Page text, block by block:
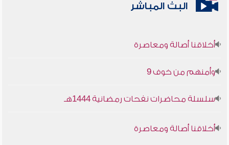
البث المباشر
أخلاقنا أصالة ومعاصرة
وأمنهم من خوف 9
سلسلة محاضرات نفحات رمضانية 1444هـ
أخلاقنا أصالة ومعاصرة